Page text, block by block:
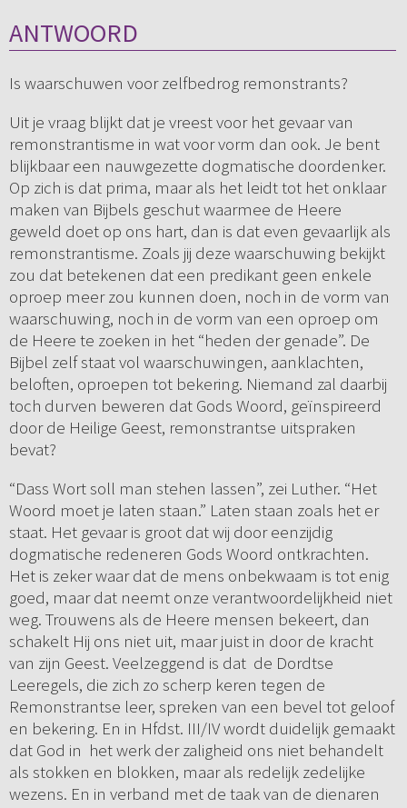
ANTWOORD
Is waarschuwen voor zelfbedrog remonstrants?
Uit je vraag blijkt dat je vreest voor het gevaar van
remonstrantisme in wat voor vorm dan ook. Je bent
blijkbaar een nauwgezette dogmatische doordenker.
Op zich is dat prima, maar als het leidt tot het onklaar
maken van Bijbels geschut waarmee de Heere
geweld doet op ons hart, dan is dat even gevaarlijk als
remonstrantisme. Zoals jij deze waarschuwing bekijkt
zou dat betekenen dat een predikant geen enkele
oproep meer zou kunnen doen, noch in de vorm van
waarschuwing, noch in de vorm van een oproep om
de Heere te zoeken in het “heden der genade”. De
Bijbel zelf staat vol waarschuwingen, aanklachten,
beloften, oproepen tot bekering. Niemand zal daarbij
toch durven beweren dat Gods Woord, geïnspireerd
door de Heilige Geest, remonstrantse uitspraken
bevat?
“Dass Wort soll man stehen lassen”, zei Luther. “Het
Woord moet je laten staan.” Laten staan zoals het er
staat. Het gevaar is groot dat wij door eenzijdig
dogmatische redeneren Gods Woord ontkrachten.
Het is zeker waar dat de mens onbekwaam is tot enig
goed, maar dat neemt onze verantwoordelijkheid niet
weg. Trouwens als de Heere mensen bekeert, dan
schakelt Hij ons niet uit, maar juist in door de kracht
van zijn Geest. Veelzeggend is dat de Dordtse
Leeregels, die zich zo scherp keren tegen de
Remonstrantse leer, spreken van een bevel tot geloof
en bekering. En in Hfdst. III/IV wordt duidelijk gemaakt
dat God in het werk der zaligheid ons niet behandelt
als stokken en blokken, maar als redelijk zedelijke
wezens. En in verband met de taak van de dienaren